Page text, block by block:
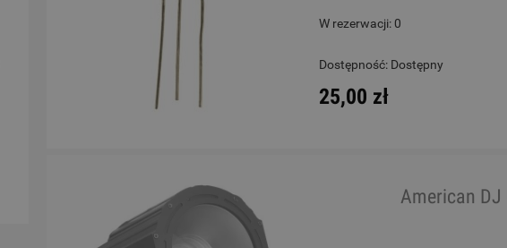
Werbel - Mes MPZ1412B Marching
Snare
1 100,00 zł
DO KOSZYKA
Gitara Klasyczna 4/4 -
S65C GG Sofia Guitar
DO KOSZYKA
W rezerwacji: 0
Dostępność: Dostępny
25,00 zł
American DJ